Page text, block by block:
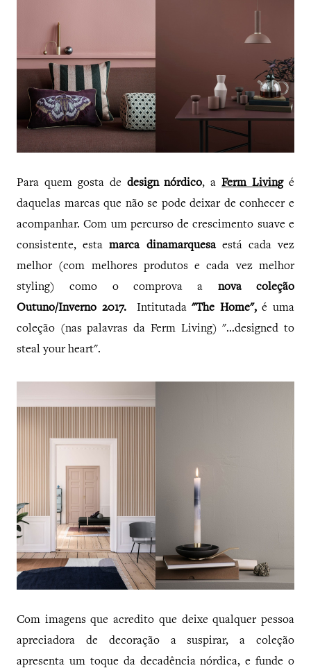
Para quem gosta de design nórdico, aFerm Livingé
daquelas marcas que não se pode deixar de conhecer e
acompanhar. Com um percurso de crescimento suave e
consistente, estamarca dinamarquesaestá cada vez
melhor (com melhores produtos e cada vez melhor
styling) como o comprova a nova coleção
Outuno/Inverno 2017. Intitutada"The Home",é uma
coleção (nas palavras da Ferm Living) "...designed to
steal your heart".
Com imagens que acredito que deixe qualquer pessoa
apreciadora de decoração a suspirar, a coleção
apresenta um toque da decadência nórdica, e funde o